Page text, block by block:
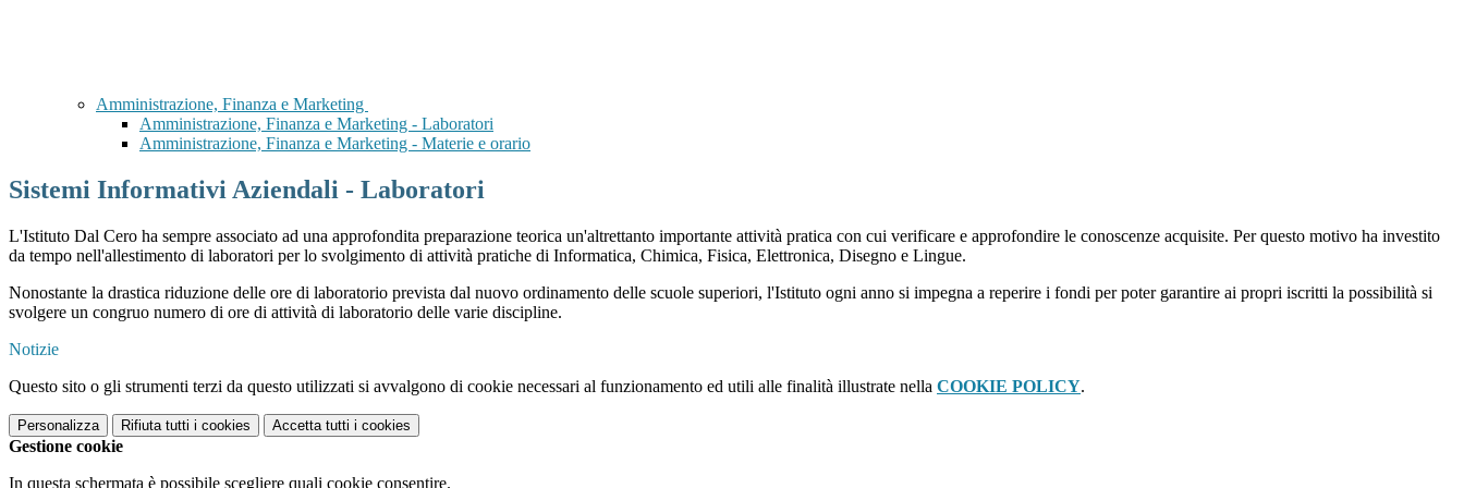
Amministrazione, Finanza e Marketing
Amministrazione, Finanza e Marketing - Laboratori
Amministrazione, Finanza e Marketing - Materie e orario
Sistemi Informativi Aziendali - Laboratori
L'Istituto Dal Cero ha sempre associato ad una approfondita preparazione teorica un'altrettanto importante attività pratica con cui verificare e approfondire le conoscenze acquisite. Per questo motivo ha investito
da tempo nell'allestimento di laboratori per lo svolgimento di attività pratiche di Informatica, Chimica, Fisica, Elettronica, Disegno e Lingue.
Nonostante la drastica riduzione delle ore di laboratorio prevista dal nuovo ordinamento delle scuole superiori, l'Istituto ogni anno si impegna a reperire i fondi per poter garantire ai propri iscritti la possibilità si
svolgere un congruo numero di ore di attività di laboratorio delle varie discipline.
Notizie
Questo sito o gli strumenti terzi da questo utilizzati si avvalgono di cookie necessari al funzionamento ed utili alle finalità illustrate nella COOKIE POLICY.
Personalizza Rifiuta tutti i cookies Accetta tutti i cookies
Gestione cookie
In questa schermata è possibile scegliere quali cookie consentire.